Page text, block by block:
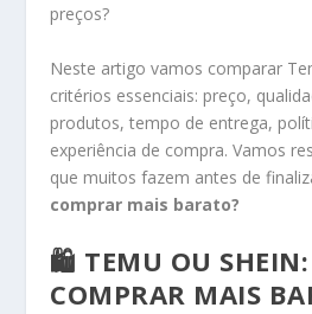
preços?
Neste artigo vamos comparar
critérios essenciais: preço,
produtos, tempo de entrega,
experiência de compra. Vamos
que muitos fazem antes de
comprar mais barato?
🛍️ TEMU OU SHEIN:
COMPRAR MAIS